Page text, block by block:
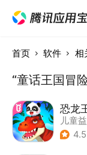
首页 软件 相
“童话王国冒
恐龙
儿童
4.5